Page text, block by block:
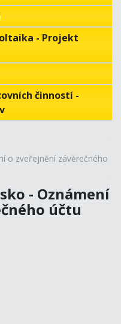
- Projekt
činností -
o zveřejnění závěrečného
- Oznámení
účtu